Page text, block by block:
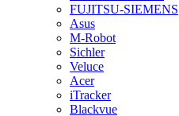
FUJITSU-SIEMENS
Asus
M-Robot
Sichler
Veluce
Acer
iTracker
Blackvue